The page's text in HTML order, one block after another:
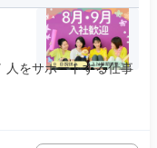
人をサポートする仕事